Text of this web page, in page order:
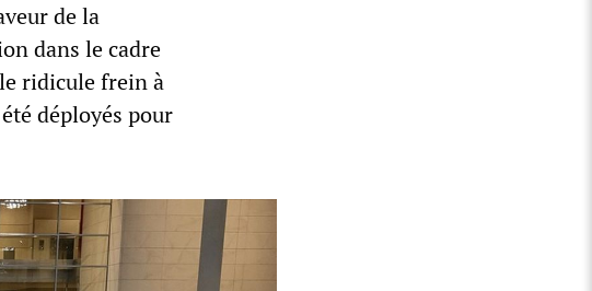
de la
dans le cadre
ridicule frein à
déployés pour